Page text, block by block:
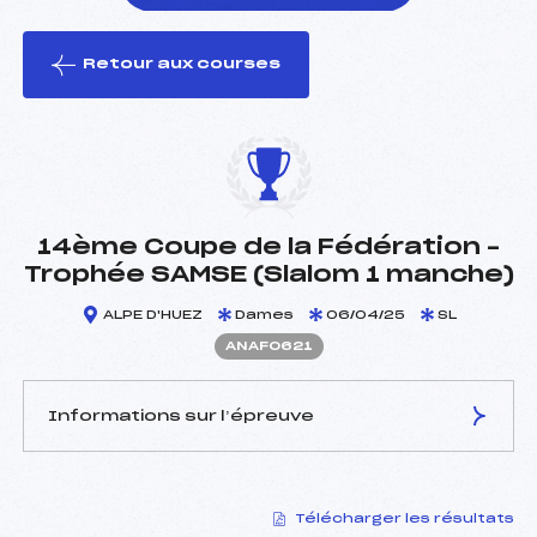
le ski
Retour aux courses
14ème Coupe de la Fédération –
Trophée SAMSE (Slalom 1 manche)
ALPE D'HUEZ Dames 06/04/25 SL
ANAF0621
Informations sur l’épreuve
GOULESQUE AUDREY (AU)
Télécharger les résultats